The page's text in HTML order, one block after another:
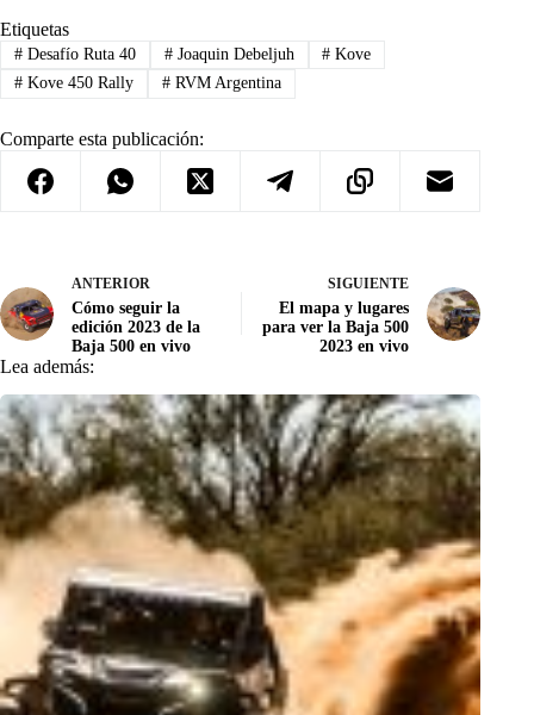
Etiquetas
#Desafío Ruta 40 #Joaquin Debeljuh # Kove
#Kove 450 Rally #RVM Argentina
Comparte esta publicación:
ANTERIOR
Cómo seguir la
edición 2023 de la
Baja 500 en vivo
SIGUIENTE
El mapa y lugares
para ver la Baja 500
2023 en vivo
Lea además: